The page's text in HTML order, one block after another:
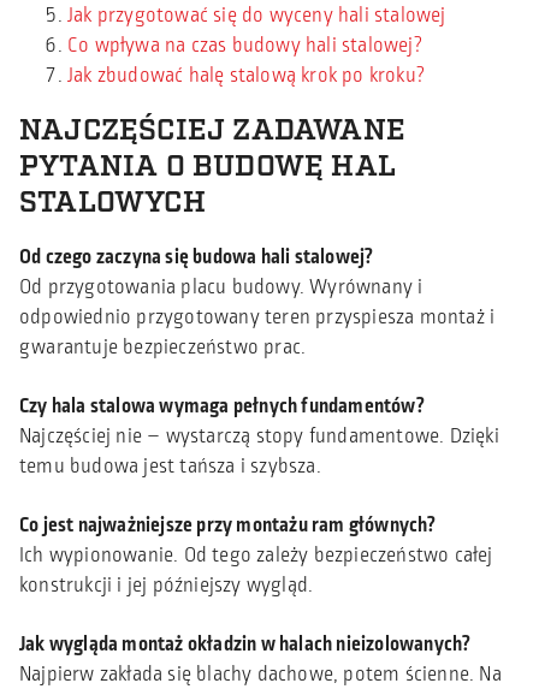
Jak przygotować się do wyceny hali stalowej
Co wpływa na czas budowy hali stalowej?
Jak zbudować halę stalową krok po kroku?
NAJCZĘŚCIEJ ZADAWANE
PYTANIA O BUDOWĘ HAL
STALOWYCH
Od czego zaczyna się budowa hali stalowej?
Od przygotowania placu budowy. Wyrównany i
odpowiednio przygotowany teren przyspiesza montaż i
gwarantuje bezpieczeństwo prac.
Czy hala stalowa wymaga pełnych fundamentów?
Najczęściej nie – wystarczą stopy fundamentowe. Dzięki
temu budowa jest tańsza i szybsza.
Co jest najważniejsze przy montażu ram głównych?
Ich wypionowanie. Od tego zależy bezpieczeństwo całej
konstrukcji i jej późniejszy wygląd.
Jak wygląda montaż okładzin w halach nieizolowanych?
Najpierw zakłada się blachy dachowe, potem ścienne. Na